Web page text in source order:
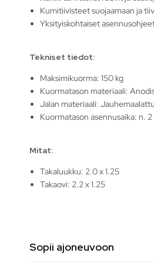
Kumitiivisteet suojaamaan ja
Yksityiskohtaiset
Tekniset tiedot:
Maksimikuorma: 150 kg
Kuormatason materiaali:
Jalan materiaali:
Kuormatason asennusaika: n.
Mitat:
Takaluukku: 2.0 x 1.25
Takaovi: 2.2 x 1.25
Sopii ajoneuvoon